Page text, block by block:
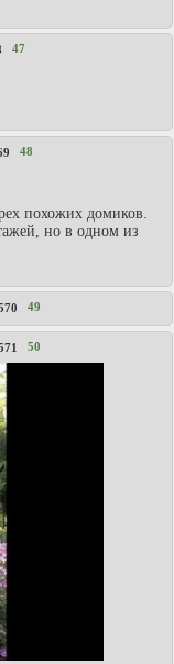
47
48
похожих домиков.
но в одном из
49
50